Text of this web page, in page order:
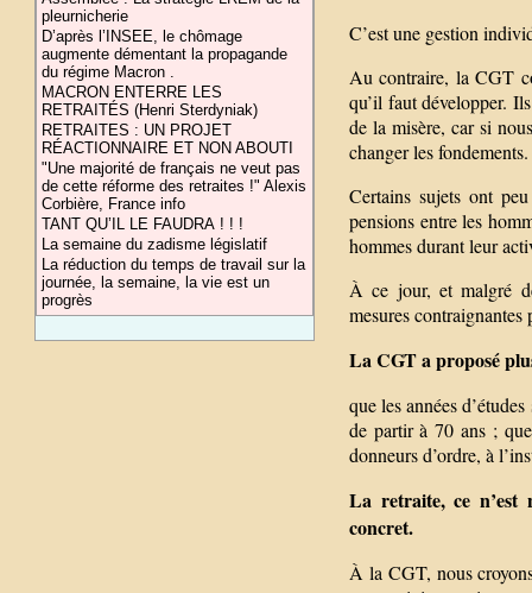
pleurnicherie
D’après l’INSEE, le chômage
augmente démentant la propagande
du régime Macron .
MACRON ENTERRE LES
RETRAITÉS (Henri Sterdyniak)
RETRAITES : UN PROJET
RÉACTIONNAIRE ET NON ABOUTI
"Une majorité de français ne veut pas
de cette réforme des retraites !" Alexis
Corbière, France info
TANT QU’IL LE FAUDRA ! ! !
La semaine du zadisme législatif
La réduction du temps de travail sur la
journée, la semaine, la vie est un
progrès
C’est une gestion
Au contraire, la CGT
qu’il faut développer.
de la misère, car si
changer les fondements.
Certains sujets ont
pensions entre les
hommes durant leur
À ce jour, et malgré
mesures
La CGT a proposé
que les années
de partir à 70 ans ;
donneurs d’ordre, à
La retraite, ce n’est
concret.
À la CGT, nous